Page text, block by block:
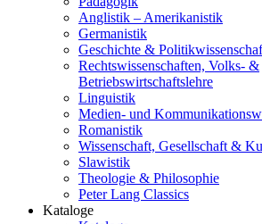
Anglistik – Amerikanistik
Germanistik
Geschichte &
Rechtswissenschaften, Volks- &
Betriebswirtschaftslehre
Linguistik
Medien- und
Romanistik
Wissenschaft, Gesellschaft &
Slawistik
Theologie & Philosophie
Peter Lang Classics
Kataloge